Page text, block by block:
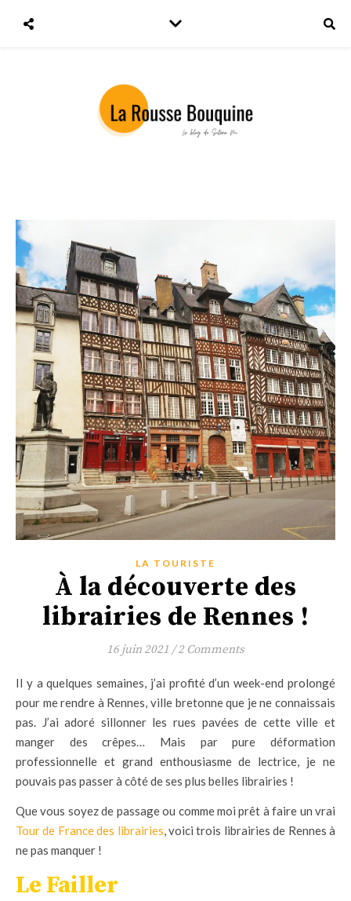
LA TOURISTE
À la découverte des
librairies de Rennes !
16 juin 2021 / 2 Comments
Il y a quelques semaines, j’ai profité d’un week-end prolongé
pour me rendre à Rennes, ville bretonne que je ne connaissais
pas. J’ai adoré sillonner les rues pavées de cette ville et
manger des crêpes… Mais par pure déformation
professionnelle et grand enthousiasme de lectrice, je ne
pouvais pas passer à côté de ses plus belles librairies !
Que vous soyez de passage ou comme moi prêt à faire un vrai
Tour de France des librairies, voici trois librairies de Rennes à
ne pas manquer !
Le Failler